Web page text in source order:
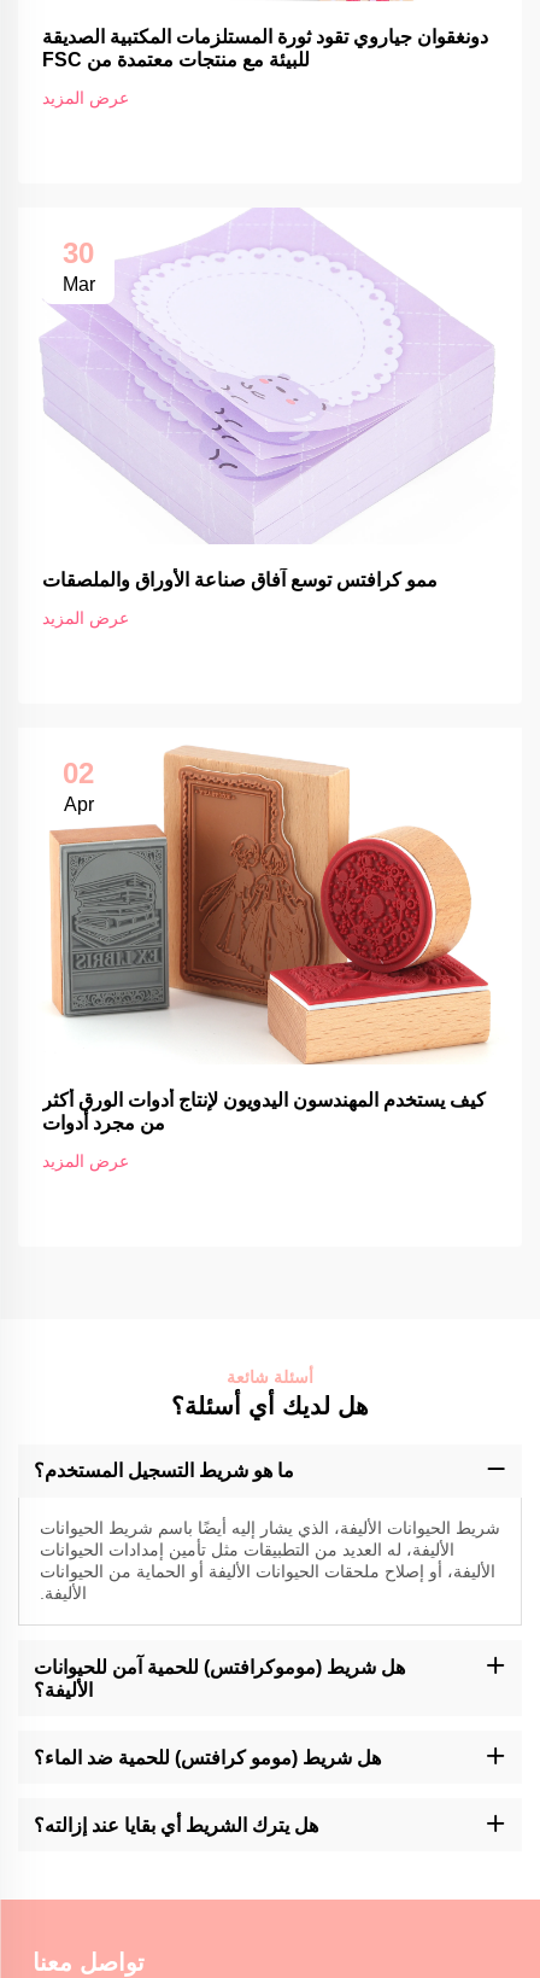
دونغقوان جياروي تقود ثورة المستلزمات المكتبية الصديقة
للبيئة مع منتجات معتمدة من FSC
عرض المزيد
30
Mar
ممو كرافتس توسع آفاق صناعة الأوراق والملصقات
عرض المزيد
02
Apr
كيف يستخدم المهندسون اليدويون لإنتاج أدوات الورق أكثر
من مجرد أدوات
عرض المزيد
أسئلة شائعة
هل لديك أي أسئلة؟
ما هو شريط التسجيل المستخدم؟
شريط الحيوانات الأليفة، الذي يشار إليه أيضًا باسم شريط الحيوانات
الأليفة، له العديد من التطبيقات مثل تأمين إمدادات الحيوانات
الأليفة، أو إصلاح ملحقات الحيوانات الأليفة أو الحماية من الحيوانات
الأليفة.
هل شريط (موموكرافتس) للحمية آمن للحيوانات
الأليفة؟
دائما مراقبة الاتصال بين الحيوانات والمنتجات اللاصقة من أي نوع.
هل شريط (مومو كرافتس) للحمية ضد الماء؟
تجنب التعرض للرطوبة أو الغمر لفترة طويلة في الماء.
هل يترك الشريط أي بقايا عند إزالته؟
تواصل معنا